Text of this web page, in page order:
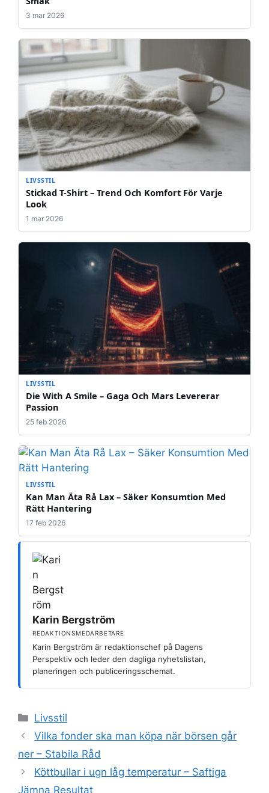
3 mar 2026
LIVSSTIL
Stickad T-Shirt – Trend Och Komfort För Varje
Look
1 mar 2026
LIVSSTIL
Die With A Smile – Gaga Och Mars Levererar
Passion
25 feb 2026
LIVSSTIL
Kan Man Äta Rå Lax – Säker Konsumtion Med
Rätt Hantering
17 feb 2026
Karin Bergström
REDAKTIONSMEDARBETARE
Karin Bergström är redaktionschef på Dagens
Perspektiv och leder den dagliga nyhetslistan,
planeringen och publiceringsschemat.
Kategorier
Livsstil
Vilka fonder ska man köpa när börsen går
ner – Stabila Råd
Köttbullar i ugn låg temperatur – Saftiga
Jämna Resultat